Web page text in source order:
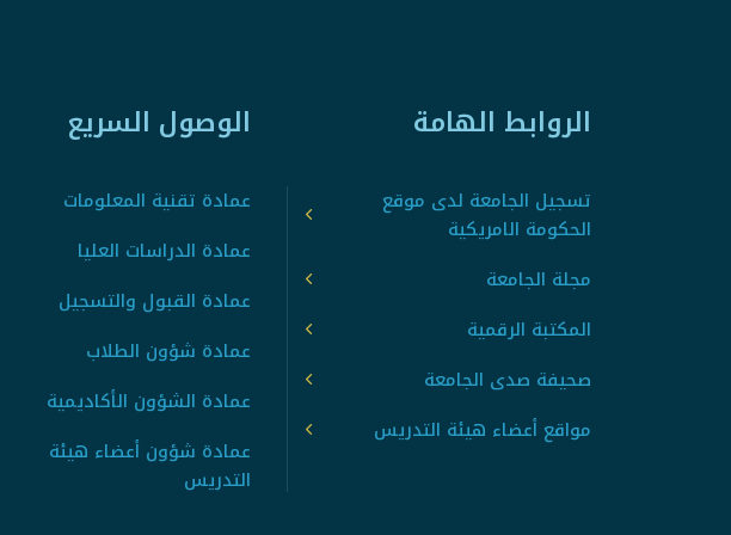
الروابط الهامة
تسجيل الجامعة لدى موقع
الحكومة الامريكية
مجلة الجامعة
المكتبة الرقمية
صحيفة صدى الجامعة
مواقع أعضاء هيئة التدريس
الوصول السريع
عمادة تقنية المعلومات
عمادة الدراسات العليا
عمادة القبول والتسجيل
عمادة شؤون الطلاب
عمادة الشؤون الأكاديمية
عمادة شؤون أعضاء هيئة
التدريس